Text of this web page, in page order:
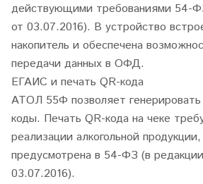
действующими требованиями 54-
от 03.07.2016). В устройство
накопитель и обеспечена
передачи данных в ОФД.
ЕГАИС и печать QR-кода
АТОЛ 55Ф позволяет генерировать
коды. Печать QR-кода на чеке
реализации алкогольной
предусмотрена в 54-ФЗ (в
03.07.2016).